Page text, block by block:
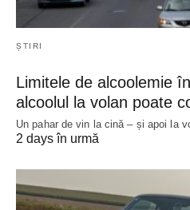
ȘTIRI
Limitele de alcoolemie
alcoolul la volan poate
Un pahar de vin la cină – și apoi la
2 days în urmă